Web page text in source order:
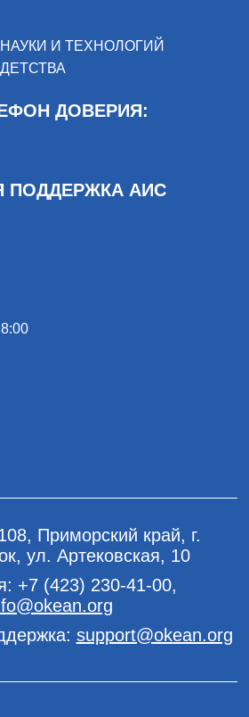
И ТЕХНОЛОГИЙ
ДОВЕРИЯ:
ПОДДЕРЖКА АИС
Приморский край, г.
ул. Артековская, 10
+7 (423) 230-41-00,
support@okean.org